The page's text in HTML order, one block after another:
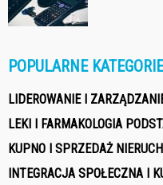
POPULARNE KATEGORIE
LIDEROWANIE I
LEKI I FARMAKOLOGIA
KUPNO I SPRZEDAŻ
INTEGRACJA SPOŁECZNA I